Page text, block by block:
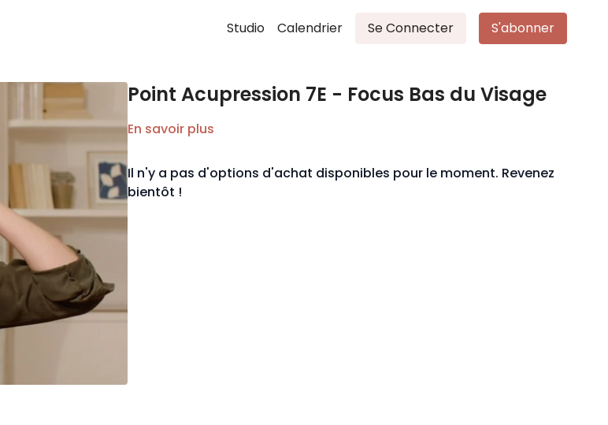
Studio Calendrier Se Connecter S'abonner
Point Acupression 7E - Focus Bas du Visage
En savoir plus
Il n'y a pas d'options d'achat disponibles pour le moment. Revenez
bientôt !